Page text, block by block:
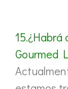
15.¿Habrá
Gourmed